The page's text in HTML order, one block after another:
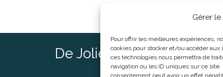
Gérer
Pour offrir les meilleures expériences,
cookies pour stocker et/ou accéder aux
ces technologies nous permettra de
navigation ou les ID uniques sur ce
consentement peut avoir un effet
De Jolies Choses